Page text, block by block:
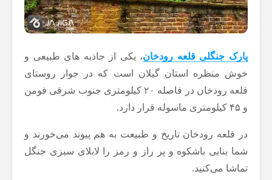
پارک جنگلی قلعه رودخان، یکی از جاذبه های طبیعی و
خوش منظره استان گیلان است که در جوار روستای
قلعه رودخان در فاصله ۲۰ کیلومتری جنوب شرقی فومن
و ۴۵ کیلومتری ماسوله قرار دارد.
در قلعه رودخان تاریخ و طبیعت به هم پیوند می‌خورند و
شما بنایی باشکوه و پر راز و رمز را لابلای سبزی جنگل
تماشا می‌کنید.